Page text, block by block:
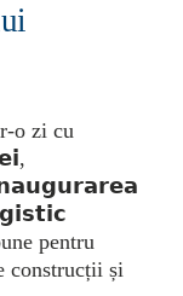
o zi cu
pentru
construcții și